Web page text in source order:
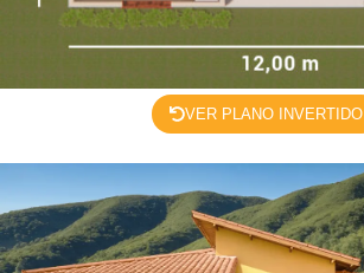
VER PLANO INVERTIDO